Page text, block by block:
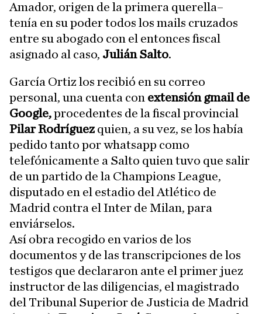
Amador, origen de la primera querella–
tenía en su poder todos los mails cruzados
entre su abogado con el entonces fiscal
asignado al caso, Julián Salto.
García Ortiz los recibió en su correo
personal, una cuenta con extensión gmail de
Google,procedentes de la fiscal provincial
Pilar Rodríguezquien, a su vez, se los había
pedido tanto por whatsapp como
telefónicamente a Salto quien tuvo que salir
de un partido de la Champions League,
disputado en el estadio del Atlético de
Madrid contra el Inter de Milan, para
enviárselos.
Así obra recogido en varios de los
documentos y de las transcripciones de los
testigos que declararon ante el primer juez
instructor de las diligencias, el magistrado
del Tribunal Superior de Justicia de Madrid